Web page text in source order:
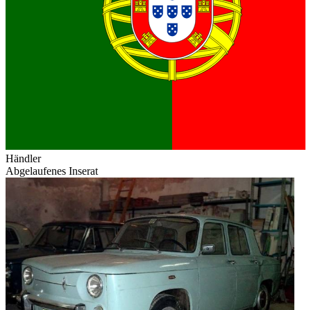
Händler
Abgelaufenes Inserat